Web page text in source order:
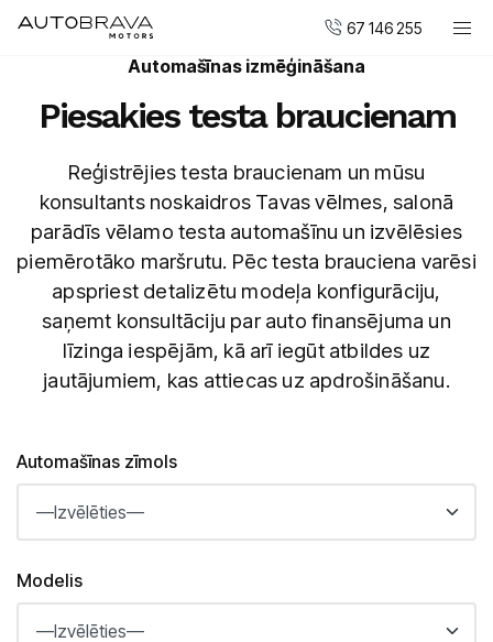
67 146 255
DUCATI motocikli
Pirkt jaunu
Pirkt mazlietotu
Serviss un apkope
Virsbūvju remonta centrs
AUTOBRAVA Motors
Uzņēmumiem
Saloni
CUPRA Garage un XPENG
Krasta ielā 42
CUPRA, SEAT, MG un mazlietoti auto
Automašīnas izmēģināšana
Piesakies testa braucienam
Reģistrējies testa braucienam un mūsu
konsultants noskaidros Tavas vēlmes, salonā
parādīs vēlamo testa automašīnu un izvēlēsies
piemērotāko maršrutu. Pēc testa brauciena varēsi
apspriest detalizētu modeļa konfigurāciju,
saņemt konsultāciju par auto finansējuma un
līzinga iespējām, kā arī iegūt atbildes uz
jautājumiem, kas attiecas uz apdrošināšanu.
Automašīnas zīmols
Modelis